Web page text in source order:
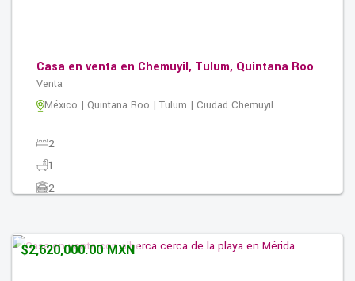
Casa en venta en Chemuyil, Tulum, Quintana Roo
Venta
México | Quintana Roo | Tulum | Ciudad Chemuyil
2
1
2
$2,620,000.00 MXN